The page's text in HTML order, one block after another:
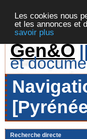
Les cookies nous
et les annonces et
savoir plus
Gen&O ||
et
Recherche directe